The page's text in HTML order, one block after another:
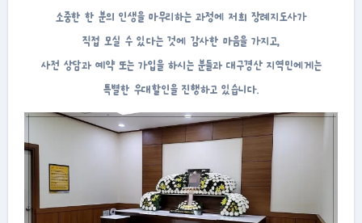
소중한 한 분의 인생을 마무리하는 과정에 저희 장례지도사가
직접 모실 수 있다는 것에 감사한 마음을 가지고,
사전 상담과 예약 또는 가입을 하시는 분들과 대구경산 지역민에게는
특별한 우대할인을 진행하고 있습니다.